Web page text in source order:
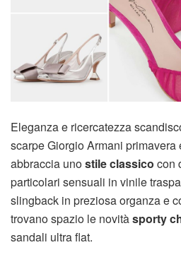
Eleganza e ricercatezza
scarpe Giorgio Armani primavera
abbraccia unostile classico con
particolari sensuali in vinile
slingback in preziosa organza e
trovano spazio le novitàsporty
sandali ultra flat.